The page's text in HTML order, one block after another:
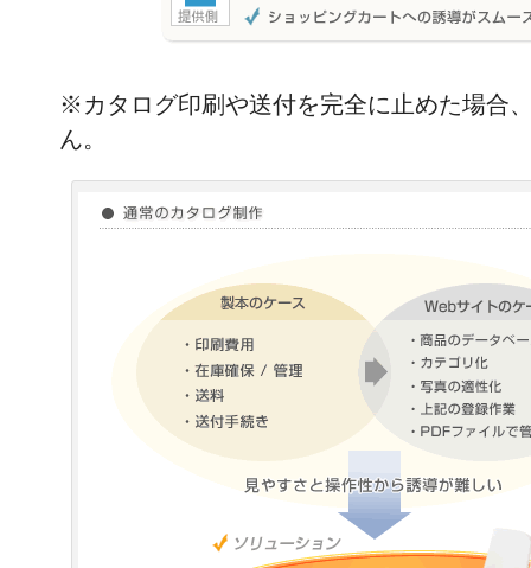
※カタログ印刷や送付を完全に止めた場合
ん。